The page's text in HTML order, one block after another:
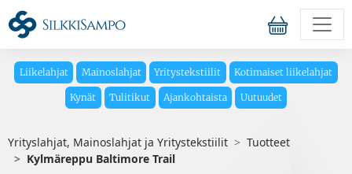
Liikelahjat Mainoslahjat Yritystekstiilit Kotimaiset liikelahjat
Kynät Tulitikut Ajankohtaista Uutuudet
Yrityslahjat, Mainoslahjat ja Yritystekstiilit
Tuotteet
Kylmäreppu Baltimore Trail